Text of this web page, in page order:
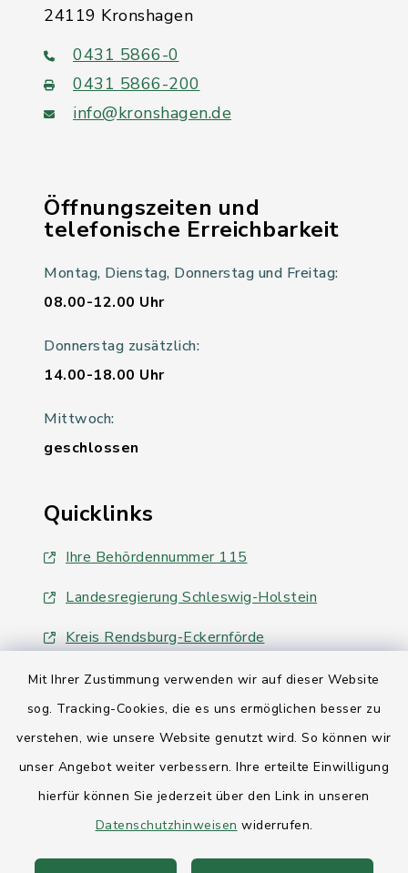
Mit Ihrer Zustimmung verwenden wir auf dieser Website
sog. Tracking-Cookies, die es uns ermöglichen besser zu
verstehen, wie unsere Website genutzt wird. So können wir
unser Angebot weiter verbessern. Ihre erteilte Einwilligung
hierfür können Sie jederzeit über den Link in unseren
Datenschutzhinweisen widerrufen.
24119 Kronshagen
0431 5866-0
0431 5866-200
info@kronshagen.de
Öffnungszeiten und
telefonische Erreichbarkeit
Montag, Dienstag, Donnerstag und Freitag:
08.00-12.00 Uhr
Donnerstag zusätzlich:
14.00-18.00 Uhr
Mittwoch:
geschlossen
Quicklinks
Ihre Behördennummer 115
Landesregierung Schleswig-Holstein
Kreis Rendsburg-Eckernförde
AktivRegion Mittelholstein
Anfahrt